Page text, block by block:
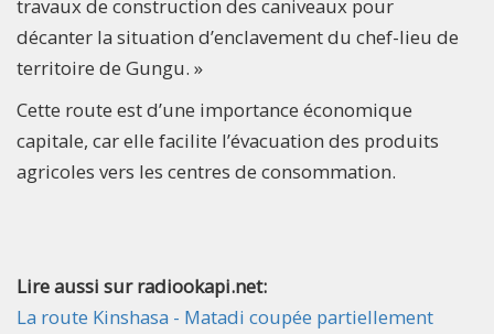
travaux de construction des caniveaux pour
décanter la situation d’enclavement du chef-lieu de
territoire de Gungu. »
Cette route est d’une importance économique
capitale, car elle facilite l’évacuation des produits
agricoles vers les centres de consommation.
Lire aussi sur radiookapi.net:
La route Kinshasa - Matadi coupée partiellement